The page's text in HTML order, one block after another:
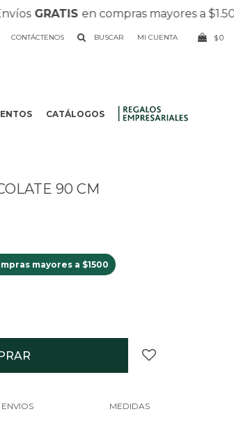
GRATISen compras mayores a $1.500 ||
CATÁLOGOS
CONTÁCTENOS $0
90 CM
mayores a $1500
ENVIOS MEDIDAS